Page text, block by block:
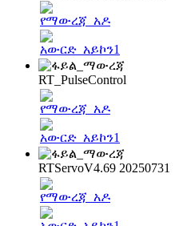
RT_PulseControl
RTServoV4.69 20250731